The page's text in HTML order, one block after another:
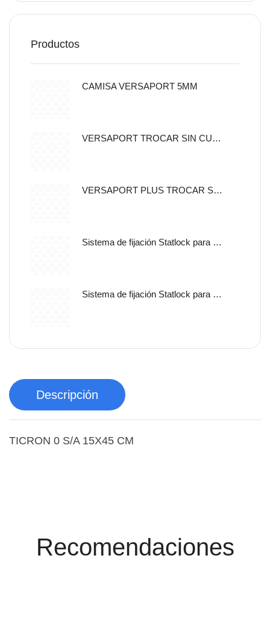
Productos
CAMISA VERSAPORT 5MM
VERSAPORT TROCAR SIN CUCHILLA CON CANULA DE FIJACION 5MM
VERSAPORT PLUS TROCAR SIN CUCHILLA CON CANULA DE
Sistema de fijación Statlock para sonda nasogástrica y sondas de alimentación enteral, tamaño pediátrico, auto adherible.
Sistema de fijación Statlock para sonda nasogástrica y sondas de alimentación enteral, tamaño pediátrico, libre de latex.
Descripción
TICRON 0 S/A 15X45 CM
Promociones
Recomendaciones